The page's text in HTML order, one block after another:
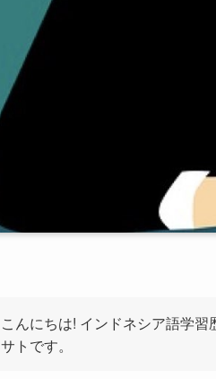
こんにちは! インドネシア語学
サトです。